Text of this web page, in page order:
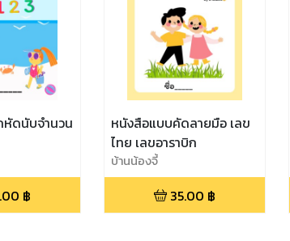
ดนับจำนวน
฿
หนังสือแบบคัดลายมือ เลข
ไทย เลขอาราบิก
บ้านน้องจี้
35.00 ฿